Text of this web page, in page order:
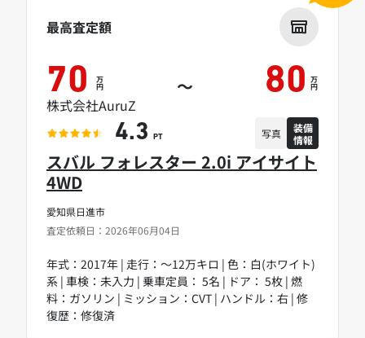
愛知県日進市
査定依頼日：2026年06月04日
スバル フォレスター 2.0i アイサイト
4WD
年式：2017年 | 走行：～12万キロ | 色：白(ホワイト)
系 | 車検：未入力 | 乗車定員： 5名 | ドア： 5枚 | 燃
料：ガソリン | ミッション：CVT | ハンドル：右 | 修
復歴：修復済
最高査定額
70 万
円 ～ 80 万
円
株式会社AuruZ
4.3 PT 写真
装備
情報